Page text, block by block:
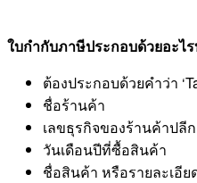
ใบกำกับภาษีประกอบด้วยอะไ
ต้องประกอบด้วยคำว่า
ชื่อร้านค้า
เลขธุรกิจของร้านค้าปลี
วันเดือนปีที่ซื้อสินค้า
ชื่อสินค้า หรือรายละเอี